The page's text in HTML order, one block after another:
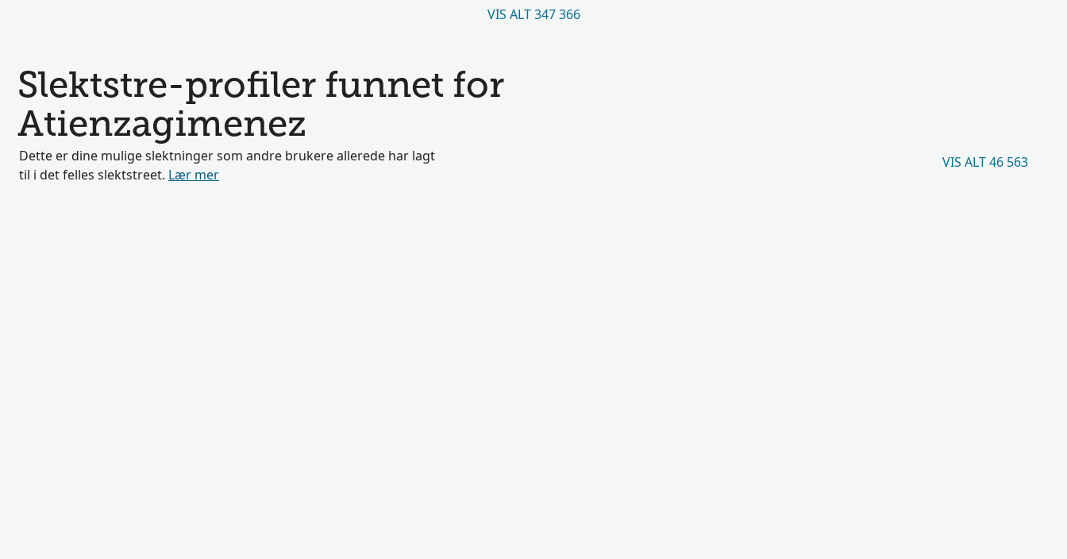
VIS ALT 347 366
Slektstre-profiler funnet for
Atienzagimenez
Dette er dine mulige slektninger som andre brukere allerede har lagt
til i det felles slektstreet. Lær mer
VIS ALT 46 563